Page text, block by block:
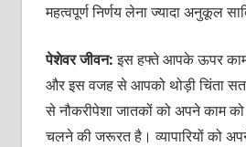
महत्‍वपूर्ण निर्णय लेना ज्‍यादा अनुकूल
पेशेवर जीवन:इस हफ्ते आपके ऊपर
और इस वजह से आपको थोड़ी चिंता
से नौकरीपेशा जातकों को अपने काम
चलने की जरूरत है। व्‍यापारियों को